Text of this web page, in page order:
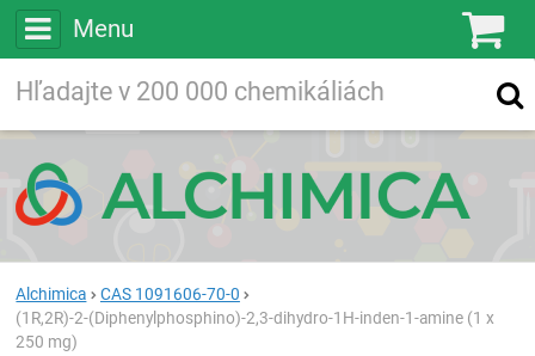
Menu
Vyhľadávanie
Alchimica
CAS 1091606-70-0
(1R,2R)-2-(Diphenylphosphino)-2,3-dihydro-1H-inden-1-amine (1 x
250 mg)